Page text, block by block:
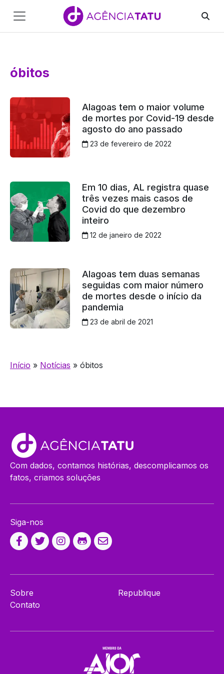
Main
Navigation
óbitos
Alagoas tem o maior volume
de mortes por Covid-19 desde
agosto do ano passado
23 de fevereiro de 2022
Em 10 dias, AL registra quase
três vezes mais casos de
Covid do que dezembro
inteiro
12 de janeiro de 2022
Alagoas tem duas semanas
seguidas com maior número
de mortes desde o início da
pandemia
23 de abril de 2021
Início » Notícias » óbitos
Com dados, contamos histórias, descomplicamos os
fatos, criamos soluções
Siga-nos
Sobre
Contato
Republique